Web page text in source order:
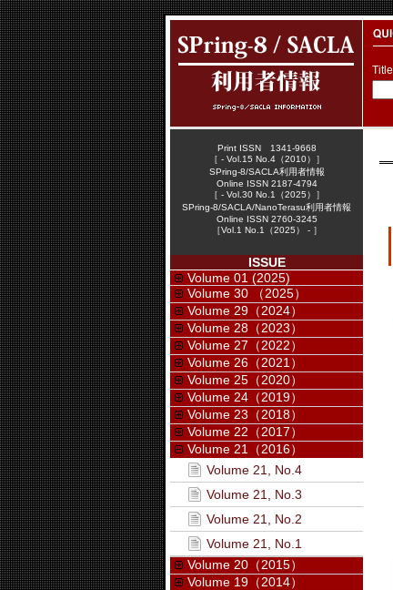
Title
Print ISSN 1341-9668
［ - Vol.15 No.4（2010）］
SPring-8/SACLA利用者情報
Online ISSN 2187-4794
［ - Vol.30 No.1（2025）］
SPring-8/SACLA/NanoTerasu利用者情報
Online ISSN 2760-3245
［Vol.1 No.1（2025） - ］
ISSUE
Volume 01 (2025)
Volume 30 （2025）
Volume 29（2024）
Volume 28（2023）
Volume 27（2022）
Volume 26（2021）
Volume 25（2020）
Volume 24（2019）
Volume 23（2018）
Volume 22（2017）
Volume 21（2016）
Volume 21, No.4
Volume 21, No.3
Volume 21, No.2
Volume 21, No.1
Volume 20（2015）
Volume 19（2014）